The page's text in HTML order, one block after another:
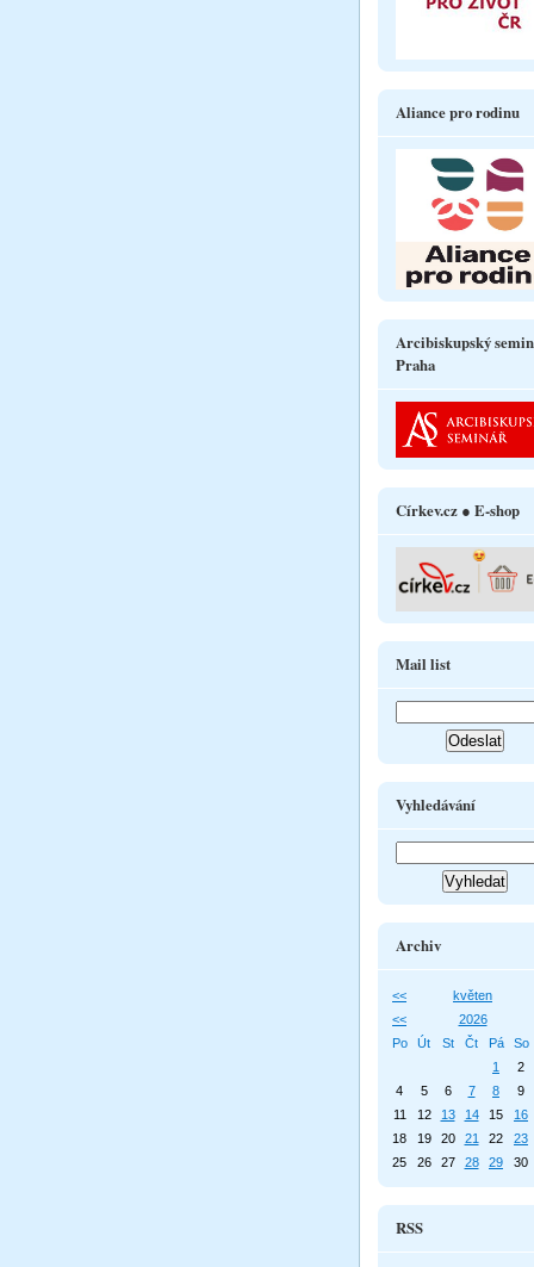
Aliance pro rodinu
Arcibiskupský
Praha
Církev.cz ● E-shop
Mail list
Vyhledávání
Archiv
<<
květen
<<
2026
Po
Út St Čt Pá
So
1
2
4
5 6 7 8
9
11
12 13 14 15
16
18
19 20 21 22
23
25
26 27 28 29 30
RSS